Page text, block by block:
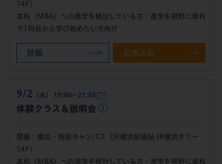
14F）
本科（MBA）への進学を検討している方・進学を視野に単科
で1科目から学び始めたい方向け
詳細 お申込み
9/2 （水） 19:00～21:30
体験クラス＆説明会
開催：横浜・特設キャンパス（JR横浜駅直結 JR横浜タワー
14F）
本科（MBA）への進学を検討している方・進学を視野に単科